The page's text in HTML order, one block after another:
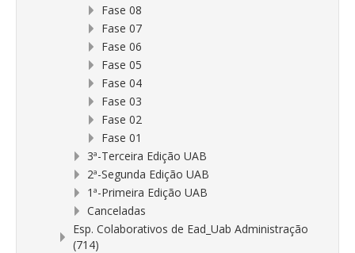
Fase 08
Fase 07
Fase 06
Fase 05
Fase 04
Fase 03
Fase 02
Fase 01
3ª-Terceira Edição UAB
2ª-Segunda Edição UAB
1ª-Primeira Edição UAB
Canceladas
Esp. Colaborativos de Ead_Uab Administração
(714)